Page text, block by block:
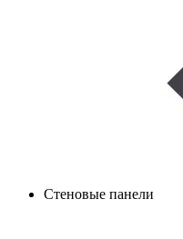
Стеновые панели